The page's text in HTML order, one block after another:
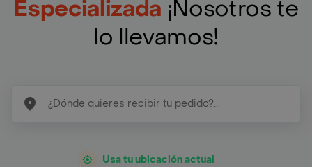
Especializada ¡Nosotros te
lo llevamos!
Usa tu ubicación actual